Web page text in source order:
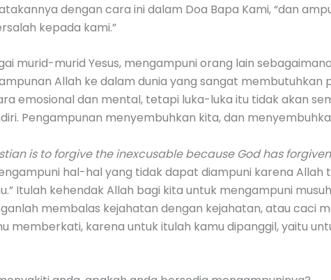
dengan cara ini dalam Doa Bapa Kami, “dan
kepada kami.”
murid-murid Yesus, mengampuni orang lain
Allah ke dalam dunia yang sangat membutuhkan
emosional dan mental, tetapi luka-luka itu tidak akan
Pengampunan menyembuhkan kita, dan
is to forgive the inexcusable because God has
hal-hal yang tidak dapat diampuni karena
Itulah kehendak Allah bagi kita untuk mengampuni
membalas kejahatan dengan kejahatan, atau caci
memberkati, karena untuk itulah kamu dipanggil, yaitu